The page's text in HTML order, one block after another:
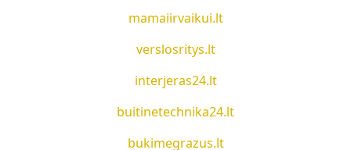
mamaiirvaikui.lt
verslosritys.lt
interjeras24.lt
buitinetechnika24.lt
bukimegrazus.lt